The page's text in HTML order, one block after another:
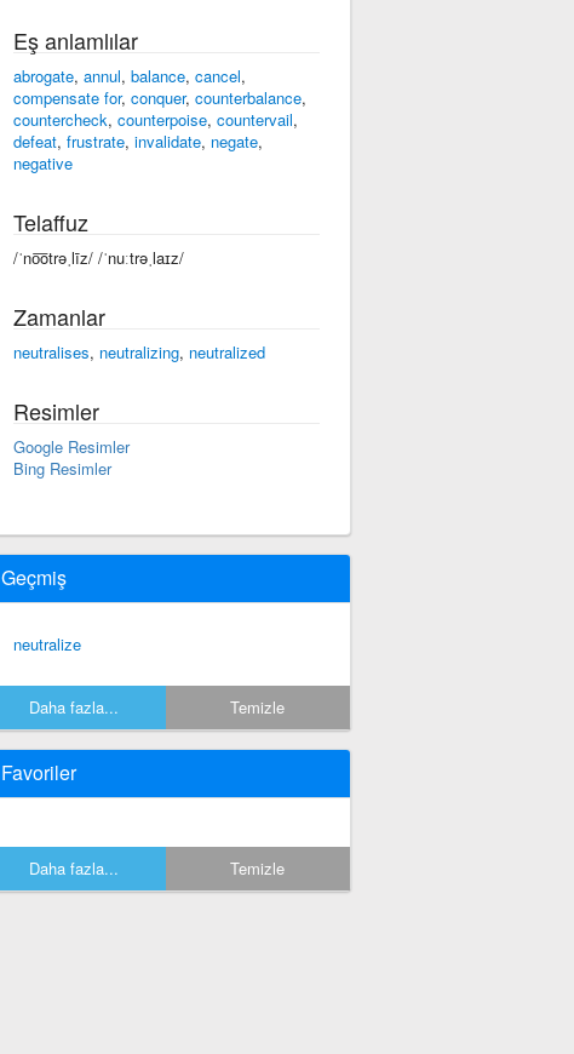
Eş anlamlılar
abrogate, annul, balance, cancel,
compensate for, conquer, counterbalance,
countercheck, counterpoise, countervail,
defeat, frustrate, invalidate, negate,
negative
Telaffuz
/ˈno͞otrəˌlīz/ /ˈnuːtrəˌlaɪz/
Zamanlar
neutralises, neutralizing, neutralized
Resimler
Google Resimler
Bing Resimler
Geçmiş
neutralize
Daha fazla... Temizle
Favoriler
Daha fazla... Temizle